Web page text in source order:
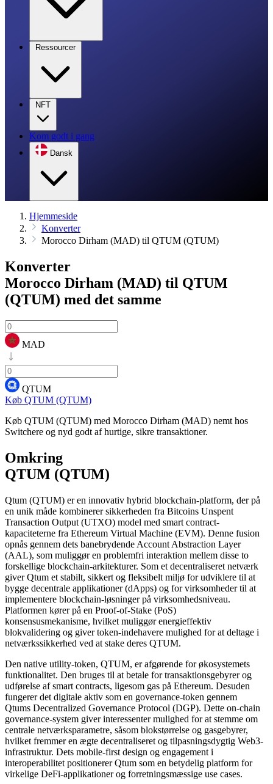
Ressourcer
NFT
Kom godt i gang
Dansk
Hjemmeside
Konverter
Morocco Dirham (MAD) til QTUM (QTUM)
Konverter
Morocco Dirham (MAD) til QTUM
(QTUM) med det samme
MAD
QTUM
Køb QTUM (QTUM)
Køb QTUM (QTUM) med Morocco Dirham (MAD) nemt hos
Switchere og nyd godt af hurtige, sikre transaktioner.
Omkring
QTUM (QTUM)
Qtum (QTUM) er en innovativ hybrid blockchain-platform, der på
en unik måde kombinerer sikkerheden fra Bitcoins Unspent
Transaction Output (UTXO) model med smart contract-
kapaciteterne fra Ethereum Virtual Machine (EVM). Denne fusion
opnås gennem dets banebrydende Account Abstraction Layer
(AAL), som muliggør en problemfri interaktion mellem disse to
forskellige blockchain-arkitekturer. Som et decentraliseret netværk
giver Qtum et stabilt, sikkert og fleksibelt miljø for udviklere til at
bygge decentrale applikationer (dApps) og for virksomheder til at
implementere blockchain-løsninger på virksomhedsniveau.
Platformen kører på en Proof-of-Stake (PoS)
konsensusmekanisme, hvilket muliggør energieffektiv
blokvalidering og giver token-indehavere mulighed for at deltage i
netværkssikkerhed ved at stake deres QTUM.
Den native utility-token, QTUM, er afgørende for økosystemets
funktionalitet. Den bruges til at betale for transaktionsgebyrer og
udførelse af smart contracts, ligesom gas på Ethereum. Desuden
fungerer det digitale aktiv som en governance-token gennem
Qtums Decentralized Governance Protocol (DGP). Dette on-chain
governance-system giver interessenter mulighed for at stemme om
centrale netværksparametre, såsom blokstørrelse og gasgebyrer,
hvilket fremmer en ægte decentraliseret og tilpasningsdygtig Web3-
infrastruktur. Dets mobile-first design og engagement i
interoperabilitet positionerer Qtum som en betydelig platform for
virkelige DeFi-applikationer og forretningsmæssige use cases.